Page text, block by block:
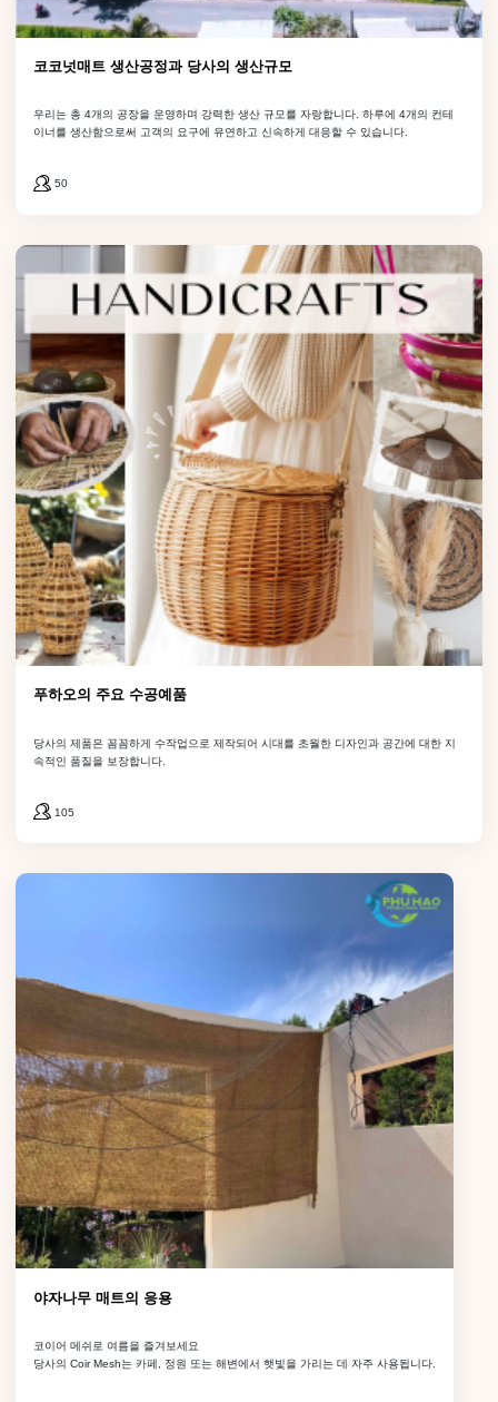
등록
정보를 가져 오려면 양식을 작성하십시오. PHÚ HẢO가 연락하여
회사명
전화번호
이메일
내용
코코넛매트 생산공정과 당사의 생산규모
우리는 총 4개의 공장을 운영하며 강력한 생산 규모를 자랑합니다. 하루에 4개의 컨테
이너를 생산함으로써 고객의 요구에 유연하고 신속하게 대응할 수 있습니다.
50
푸하오의 주요 수공예품
당사의 제품은 꼼꼼하게 수작업으로 제작되어 시대를 초월한 디자인과 공간에 대한 지
속적인 품질을 보장합니다.
105
야자나무 매트의 응용
코이어 메쉬로 여름을 즐겨보세요
당사의 Coir Mesh는 카페, 정원 또는 해변에서 햇빛을 가리는 데 자주 사용됩니다.